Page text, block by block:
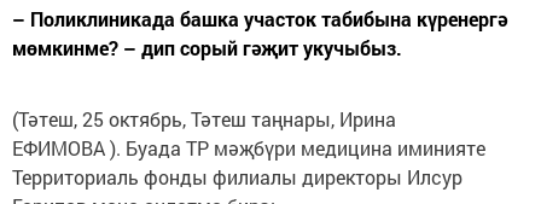
– Поликлиникада башка участок табибына күренергә
мөмкинме? – дип сорый гәҗит укучыбыз.
(Тәтеш, 25 октябрь, Тәтеш таңнары, Ирина
ЕФИМОВА ). Буада ТР мәҗбүри медицина иминияте
Территориаль фонды филиалы директоры Илсур